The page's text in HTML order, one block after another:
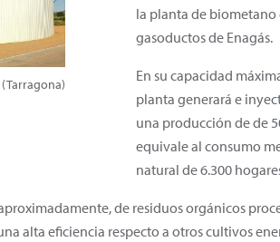
la planta de biometano
gasoductos de Enagás.
En su capacidad
planta generará e
una producción de de
equivale al consumo
natural de 6.300
de residuos orgánicos
alta eficiencia respecto a otros cultivos